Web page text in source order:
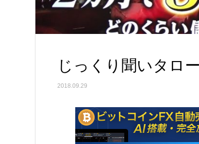
じっくり聞いタロ
2018.09.29